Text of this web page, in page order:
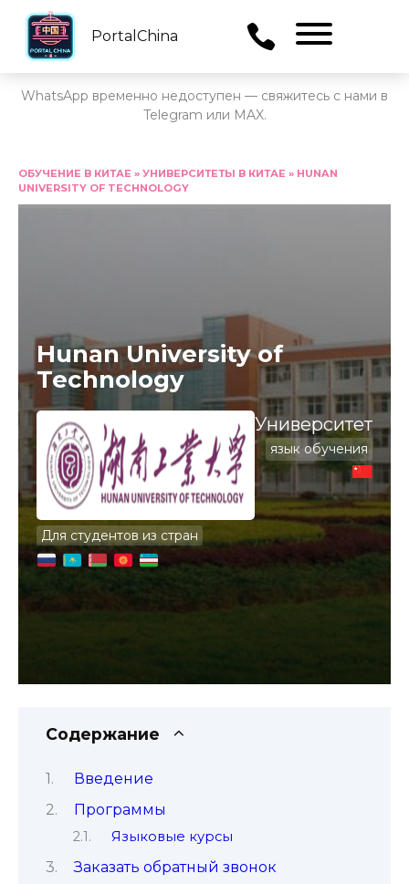
PortalChina
WhatsApp временно недоступен — свяжитесь с нами в
Telegram или MAX.
содержанию
ОБУЧЕНИЕ В КИТАЕ » УНИВЕРСИТЕТЫ В КИТАЕ » HUNAN
UNIVERSITY OF TECHNOLOGY
Hunan University of
Technology
Для студентов из стран
Университет
язык обучения
Содержание
Введение
Программы
Языковые курсы
Заказать обратный звонок